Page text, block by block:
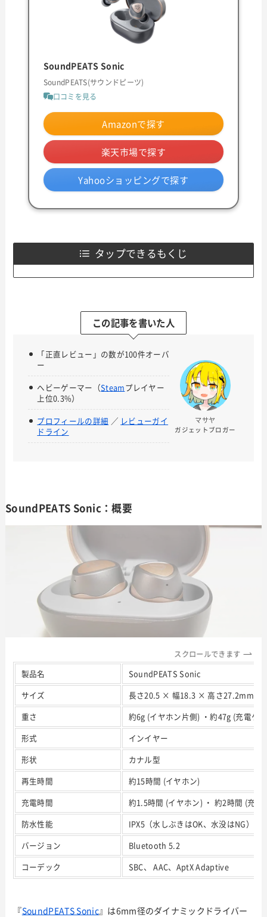
SoundPEATS Sonic
SoundPEATS(サウンドピーツ)
口コミを見る
Amazonで探す
楽天市場で探す
Yahooショッピングで探す
タップできるもくじ
この記事を書いた人
「正直レビュー」の数が100件オーバ
ー
ヘビーゲーマー（Steamプレイヤー
上位0.3%）
プロフィールの詳細 ／ レビューガイ
ドライン
マサヤ
ガジェットブロガー
SoundPEATS Sonic：概要
スクロールできます
製品名
SoundPEATS Sonic
サイズ
長さ20.5 × 幅18.3 ×
重さ
約6g (イヤホン片側) ・約47g (充電ケ
形式
インイヤー
形状
カナル型
再生時間
約15時間 (イヤホン)
充電時間
約1.5時間 (イヤホン) ・ 約2時間 (充電
防水性能
IPX5（水しぶきはOK、水没はNG）
バージョン
Bluetooth 5.2
コーデック
SBC、 AAC、AptX Adaptive
『SoundPEATS Sonic』は6mm径のダイナミックドライバー